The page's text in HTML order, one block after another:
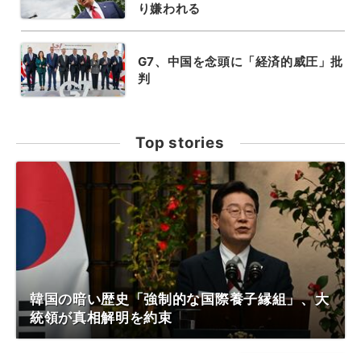
り嫌われる
G7、中国を念頭に「経済的威圧」批
判
Top stories
韓国の暗い歴史「強制的な国際養子縁組」、大
統領が真相解明を約束